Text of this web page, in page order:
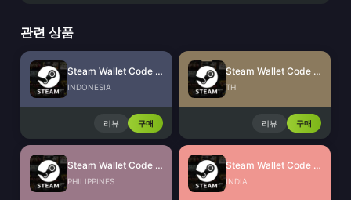
관련 상품
Steam Wallet Code (IDR)
INDONESIA
리뷰 구매
Steam Wallet Code (THB)
TH
리뷰 구매
Steam Wallet Code (PHP)
PHILIPPINES
Steam Wallet Code (INR)
INDIA